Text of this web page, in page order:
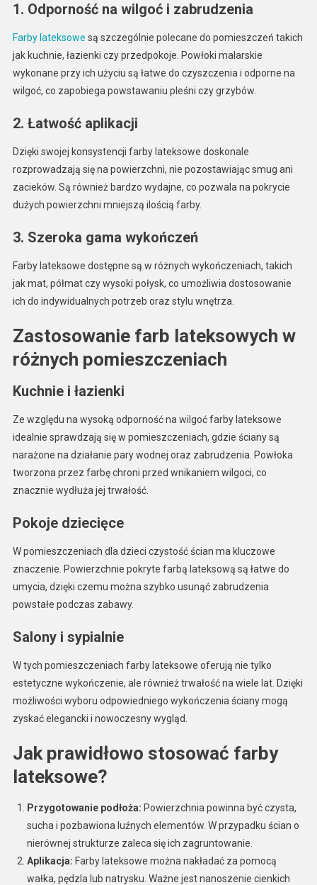
1. Odporność na wilgoć i zabrudzenia
Farby lateksowe są szczególnie polecane do pomieszczeń takich
jak kuchnie, łazienki czy przedpokoje. Powłoki malarskie
wykonane przy ich użyciu są łatwe do czyszczenia i odporne na
wilgoć, co zapobiega powstawaniu pleśni czy grzybów.
2. Łatwość aplikacji
Dzięki swojej konsystencji farby lateksowe doskonale
rozprowadzają się na powierzchni, nie pozostawiając smug ani
zacieków. Są również bardzo wydajne, co pozwala na pokrycie
dużych powierzchni mniejszą ilością farby.
3. Szeroka gama wykończeń
Farby lateksowe dostępne są w różnych wykończeniach, takich
jak mat, półmat czy wysoki połysk, co umożliwia dostosowanie
ich do indywidualnych potrzeb oraz stylu wnętrza.
Zastosowanie farb lateksowych w
różnych pomieszczeniach
Kuchnie i łazienki
Ze względu na wysoką odporność na wilgoć farby lateksowe
idealnie sprawdzają się w pomieszczeniach, gdzie ściany są
narażone na działanie pary wodnej oraz zabrudzenia. Powłoka
tworzona przez farbę chroni przed wnikaniem wilgoci, co
znacznie wydłuża jej trwałość.
Pokoje dziecięce
W pomieszczeniach dla dzieci czystość ścian ma kluczowe
znaczenie. Powierzchnie pokryte farbą lateksową są łatwe do
umycia, dzięki czemu można szybko usunąć zabrudzenia
powstałe podczas zabawy.
Salony i sypialnie
W tych pomieszczeniach farby lateksowe oferują nie tylko
estetyczne wykończenie, ale również trwałość na wiele lat. Dzięki
możliwości wyboru odpowiedniego wykończenia ściany mogą
zyskać elegancki i nowoczesny wygląd.
Jak prawidłowo stosować farby
lateksowe?
Przygotowanie podłoża: Powierzchnia powinna być czysta,
sucha i pozbawiona luźnych elementów. W przypadku ścian o
nierównej strukturze zaleca się ich zagruntowanie.
Aplikacja: Farby lateksowe można nakładać za pomocą
wałka, pędzla lub natrysku. Ważne jest nanoszenie cienkich